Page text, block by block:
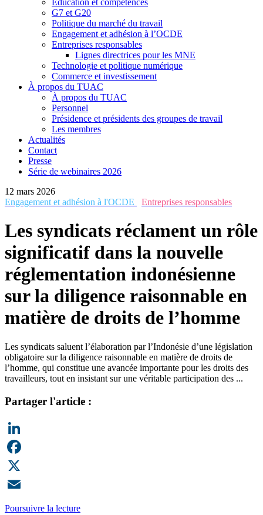
Éducation et compétences
G7 et G20
Politique du marché du travail
Engagement et adhésion à l’OCDE
Entreprises responsables
Lignes directrices pour les MNE
Technologie et politique numérique
Commerce et investissement
À propos du TUAC
À propos du TUAC
Personnel
Présidence et présidents des groupes de travail
Les membres
Actualités
Contact
Presse
Série de webinaires 2026
12 mars 2026
Engagement et adhésion à l'OCDE
Entreprises responsables
Les syndicats réclament un rôle
significatif dans la nouvelle
réglementation indonésienne
sur la diligence raisonnable en
matière de droits de l’homme
Les syndicats saluent l’élaboration par l’Indonésie d’une législation
obligatoire sur la diligence raisonnable en matière de droits de
l’homme, qui constitue une avancée importante pour les droits des
travailleurs, tout en insistant sur une véritable participation des ...
Partager l'article :
LinkedIn
Facebook
X
Email
Poursuivre la lecture